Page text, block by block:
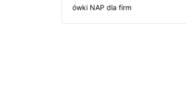
ówki NAP dla firm